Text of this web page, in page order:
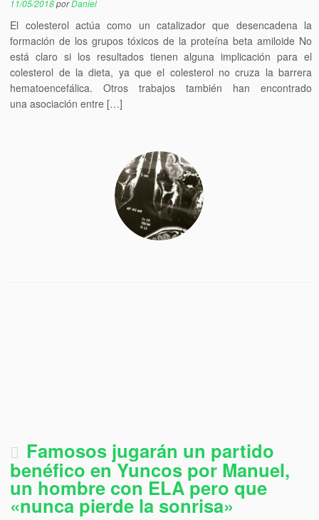
11/05/2018porDaniel
El colesterol actúa como un catalizador que desencadena la
formación de los grupos tóxicos de la proteína beta amiloide No
está claro si los resultados tienen alguna implicación para el
colesterol de la dieta, ya que el colesterol no cruza la barrera
hematoencefálica. Otros trabajos también han encontrado
una asociación entre […]
Famosos jugarán un partido
benéfico en Yuncos por Manuel,
un hombre con ELA pero que
«nunca pierde la sonrisa»